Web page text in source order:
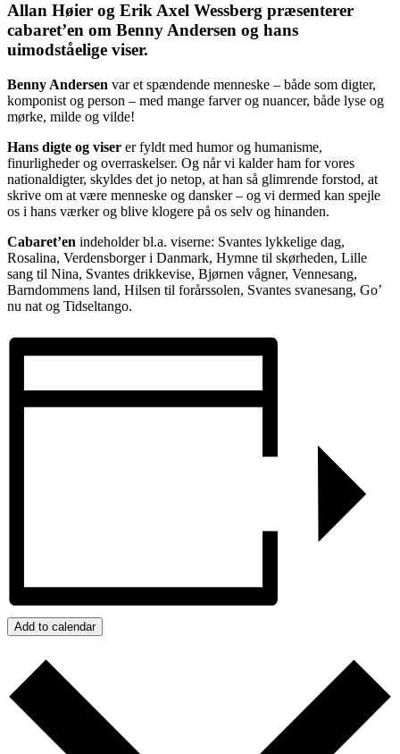
Allan Høier og Erik Axel Wessberg præsenterer
cabaret’en om Benny Andersen og hans
uimodståelige viser.
Benny Andersen var et spændende menneske – både som digter,
komponist og person – med mange farver og nuancer, både lyse og
mørke, milde og vilde!
Hans digte og viser er fyldt med humor og humanisme,
finurligheder og overraskelser. Og når vi kalder ham for vores
nationaldigter, skyldes det jo netop, at han så glimrende forstod, at
skrive om at være menneske og dansker – og vi dermed kan spejle
os i hans værker og blive klogere på os selv og hinanden.
Cabaret’en indeholder bl.a. viserne: Svantes lykkelige dag,
Rosalina, Verdensborger i Danmark, Hymne til skørheden, Lille
sang til Nina, Svantes drikkevise, Bjørnen vågner, Vennesang,
Barndommens land, Hilsen til forårssolen, Svantes svanesang, Go’
nu nat og Tidseltango.
Add to calendar